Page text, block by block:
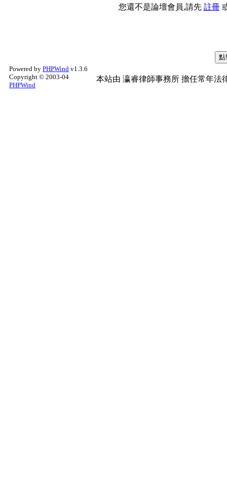
您還不是論壇會員,請先 註冊
Powered by PHPWind v1.3.6
Copyright © 2003-04
PHPWind
本站由 瀛睿律師事務所 擔任常年法